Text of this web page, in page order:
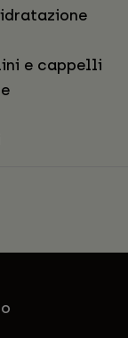
e cappelli